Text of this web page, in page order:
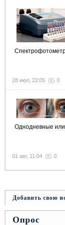
28 июл, 22:05 0
Однодневные
01 авг, 11:04 0
Добавить свою
Опрос